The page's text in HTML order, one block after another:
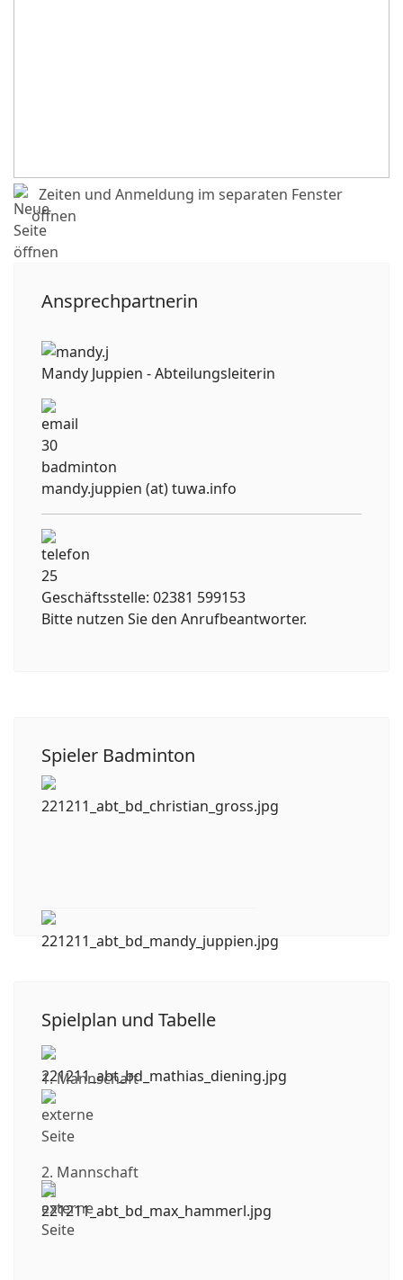
Zeiten und Anmeldung im separaten Fenster
öffnen
Ansprechpartnerin
Mandy Juppien - Abteilungsleiterin
mandy.juppien (at) tuwa.info
Geschäftsstelle: 02381 599153
Bitte nutzen Sie den Anrufbeantworter.
Spieler Badminton
Spielplan und Tabelle
1. Mannschaft
2. Mannschaft